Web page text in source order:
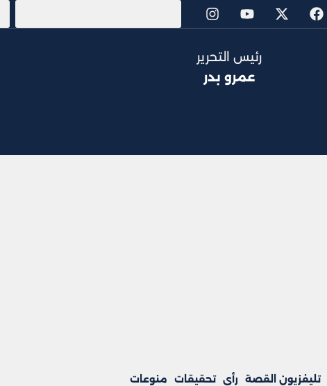
رئيس التحرير
عمرو بدر
تليفزيون القصة رأي تحقيقات منوعات